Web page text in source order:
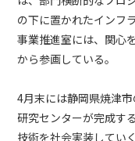
の下に置かれたインフ
事業推進室には、関心
から参画している。
4月末には静岡県焼津
研究センターが完成す
技術を社会実装してい